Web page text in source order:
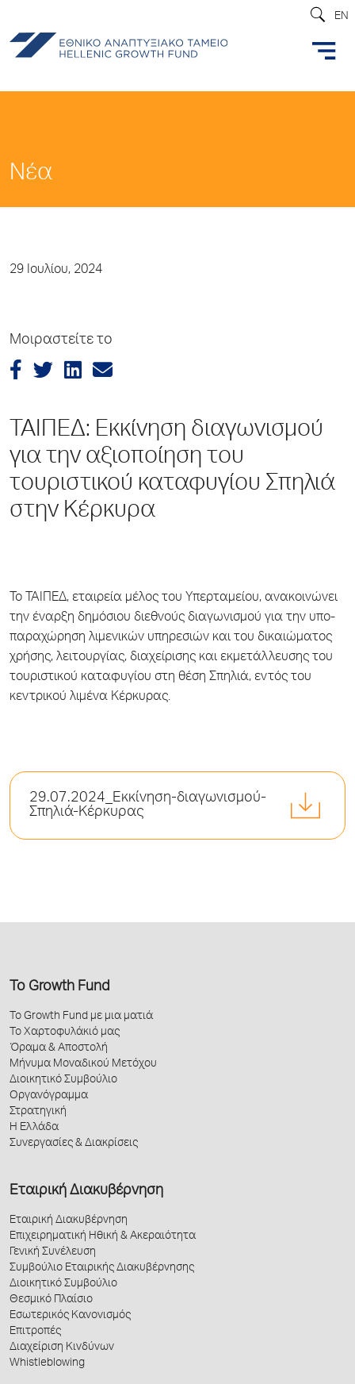
EN
Νέα
29 Ιουλίου, 2024
Μοιραστείτε το
ΤΑΙΠΕΔ: Εκκίνηση διαγωνισμού
για την αξιοποίηση του
τουριστικού καταφυγίου Σπηλιά
στην Κέρκυρα
Το ΤΑΙΠΕΔ, εταιρεία μέλος του Υπερταμείου, ανακοινώνει
την έναρξη δημόσιου διεθνούς διαγωνισμού για την υπο-
παραχώρηση λιμενικών υπηρεσιών και του δικαιώματος
χρήσης, λειτουργίας, διαχείρισης και εκμετάλλευσης του
τουριστικού καταφυγίου στη θέση Σπηλιά, εντός του
κεντρικού λιμένα Κέρκυρας.
29.07.2024_Εκκίνηση-διαγωνισμού-
Σπηλιά-Κέρκυρας
Το Growth Fund
Το Growth Fund με μια ματιά
Το Χαρτοφυλάκιό μας
Όραμα & Αποστολή
Μήνυμα Μοναδικού Μετόχου
Διοικητικό Συμβούλιο
Οργανόγραμμα
Στρατηγική
Η Ελλάδα
Συνεργασίες & Διακρίσεις
Εταιρική Διακυβέρνηση
Εταιρική Διακυβέρνηση
Επιχειρηματική Ηθική & Ακεραιότητα
Γενική Συνέλευση
Συμβούλιο Εταιρικής Διακυβέρνησης
Διοικητικό Συμβούλιο
Θεσμικό Πλαίσιο
Εσωτερικός Κανονισμός
Επιτροπές
Διαχείριση Κινδύνων
Whistleblowing